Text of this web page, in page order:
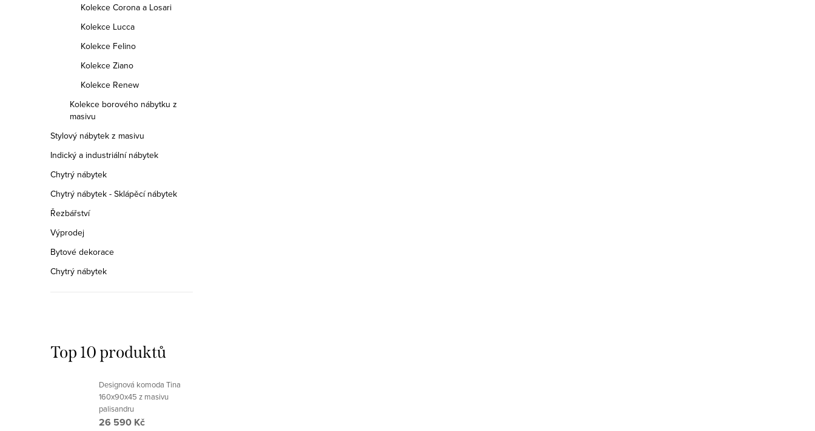
Kolekce Corona a Losari
Kolekce Lucca
Kolekce Felino
Kolekce Ziano
Kolekce Renew
Kolekce borového nábytku z
masivu
Stylový nábytek z masivu
Indický a industriální nábytek
Chytrý nábytek
Chytrý nábytek - Sklápěcí nábytek
Řezbářství
Výprodej
Bytové dekorace
Chytrý nábytek
Top 10 produktů
Designová komoda Tina
160x90x45 z masivu
palisandru
26 590 Kč